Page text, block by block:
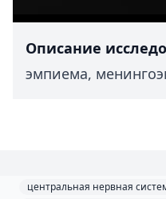
Описание
эмпиема,
центральная нервная